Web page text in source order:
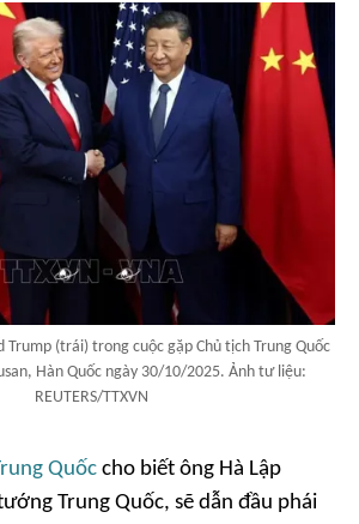
Trump (trái) trong cuộc gặp Chủ tịch Trung Quốc
Hàn Quốc ngày 30/10/2025. Ảnh tư liệu:
REUTERS/TTXVN
Quốc cho biết ông Hà Lập
Trung Quốc, sẽ dẫn đầu phái